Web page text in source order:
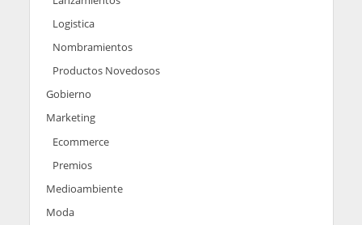
Logistica
Nombramientos
Productos Novedosos
Gobierno
Marketing
Ecommerce
Premios
Medioambiente
Moda